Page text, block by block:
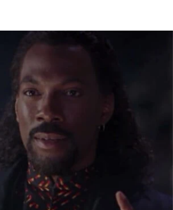
spill. I et intervju med
måten han kunne lage «The
med Paramount ved å